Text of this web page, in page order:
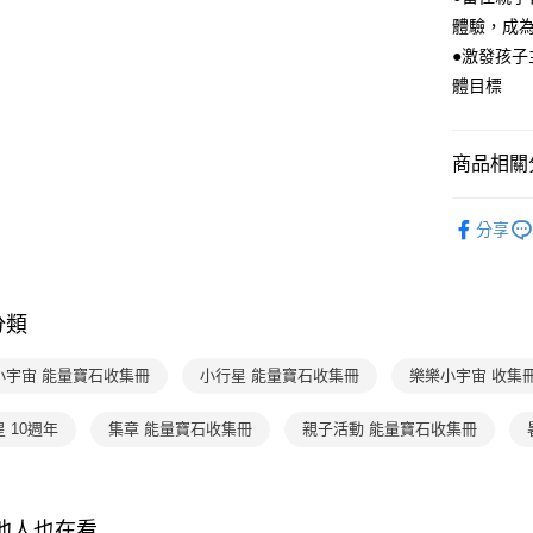
3.實際核
4.訂單成
消。如遇
【繳款方
2.透過簡
【注意事
1.本服務
3.完整用
１．簡單
２．便利
３．安心
付」結帳
／ATM／
１．透過
交易，需
運送方式
每筆
體驗，成
●激發孩
體目標
商品相關
分享
類
宇宙 能量寶石收集冊 小行星 能量寶石收集冊 樂樂小宇宙 收集
10週年 集章 能量寶石收集冊 親子活動 能量寶石收集冊